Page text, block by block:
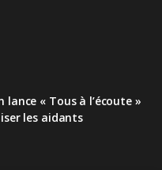
lance « Tous à l’écoute »
les aidants